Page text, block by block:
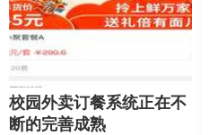
校园外卖订餐系统正在不
断的完善成熟